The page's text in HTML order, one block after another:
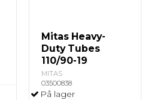
Mitas Heavy-
Duty Tubes
110/90-19
MITAS
03500838
På lager